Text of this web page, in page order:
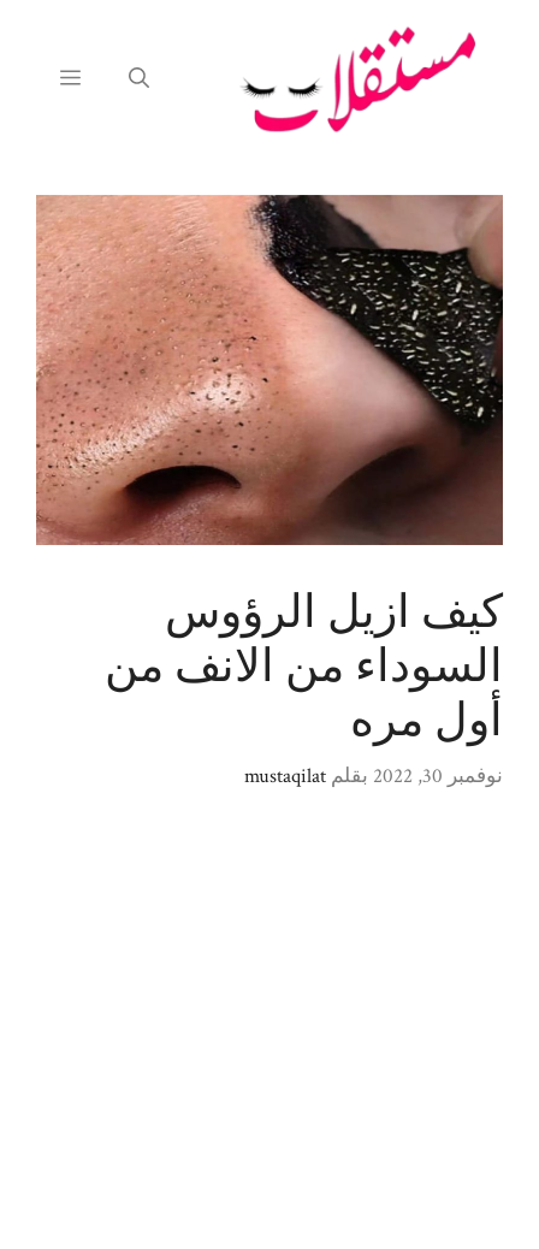
القائمة
كيف ازيل الرؤوس
السوداء من الانف من
أول مره
نوفمبر 30, 2022 بقلم mustaqilat